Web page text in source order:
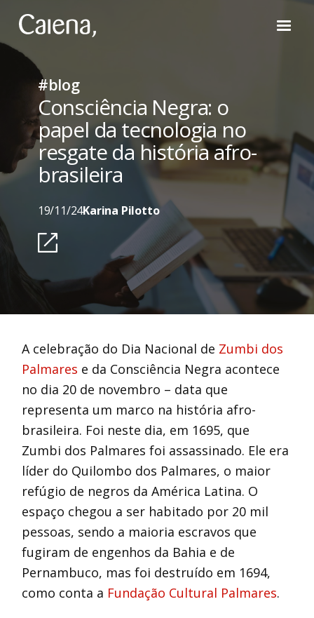
#blog
Consciência Negra: o
papel da tecnologia no
resgate da história afro-
brasileira
19/11/24Karina Pilotto
A celebração do Dia Nacional de Zumbi dos
Palmares e da Consciência Negra acontece
no dia 20 de novembro – data que
representa um marco na história afro-
brasileira. Foi neste dia, em 1695, que
Zumbi dos Palmares foi assassinado. Ele era
líder do Quilombo dos Palmares, o maior
refúgio de negros da América Latina. O
espaço chegou a ser habitado por 20 mil
pessoas, sendo a maioria escravos que
fugiram de engenhos da Bahia e de
Pernambuco, mas foi destruído em 1694,
como conta a Fundação Cultural Palmares.